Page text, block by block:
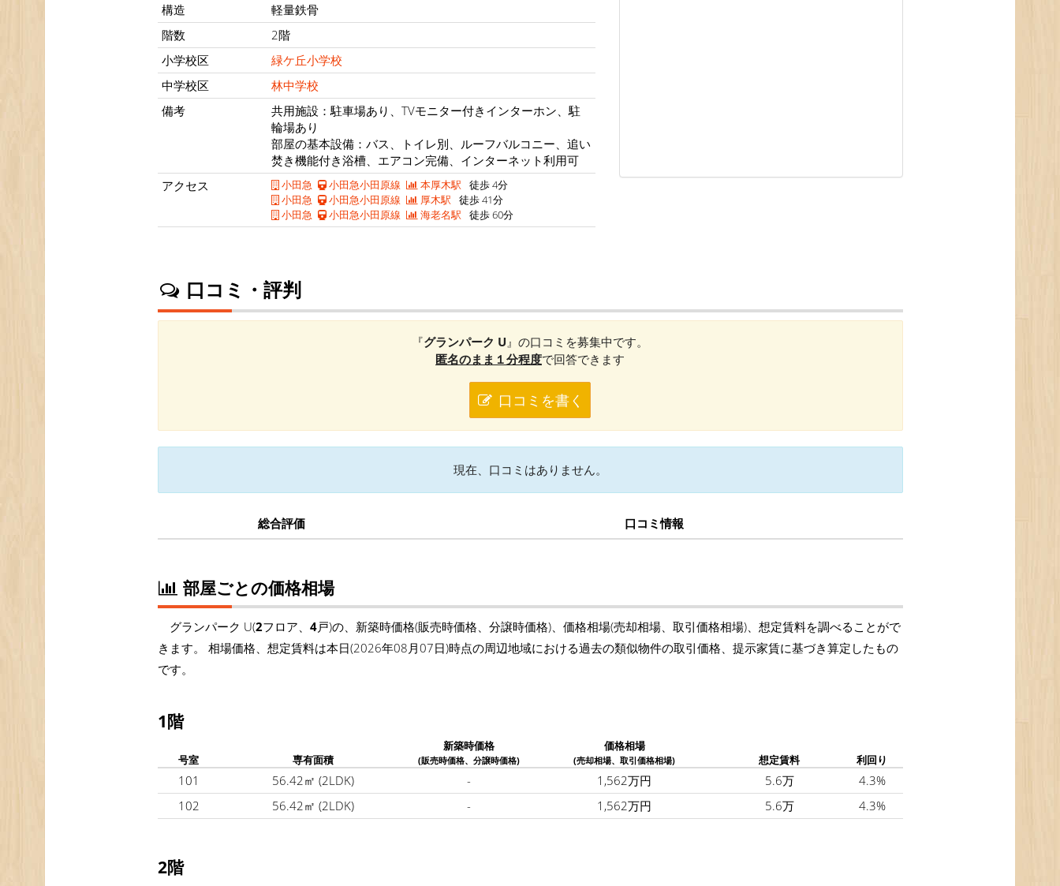
構造
軽量鉄骨
階数
2階
小学校区
緑ケ丘小学校
中学校区
林中学校
備考
共用施設：駐車場あり、TVモニター付きインターホン、駐
輪場あり
部屋の基本設備：バス、トイレ別、ルーフバルコニー、追い
焚き機能付き浴槽、エアコン完備、インターネット利用可
アクセス
小田急 小田急小田原線 本厚木駅 徒歩 4分
小田急
小田急小田原線 厚木駅 徒歩 41分
小田急
小田急小田原線 海老名駅 徒歩 60分
口コミ・評判
『グランパーク U 』の口コミを募集中です。
匿名のまま１分程度で回答できます
口コミを書く
現在、口コミはありません。
総合評価 口コミ情報
部屋ごとの価格相場
グランパーク U(2フロア、 4戸)の、新築時価格(販売時価格、分譲時価格)、価格相場(売却相場、取引価格相場)、想定賃料を調べることがで
きます。 相場価格、想定賃料は本日(2026年08月07日)時点の周辺地域における過去の類似物件の取引価格、提示家賃に基づき算定したもの
です。
1階
号室 専有面積
新築時価格
(販売時価格、分譲時価格)
価格相場
(売却相場、取引価格相場) 想定賃料 利回り
101 56.42㎡ (2LDK) - 1,562万円 5.6万
4.3%
102
56.42㎡ (2LDK) - 1,562万円 5.6万 4.3%
2階